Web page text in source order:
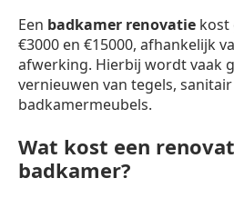
Een badkamer renovatie kost
€3000 en €15000, afhankelijk
afwerking. Hierbij wordt vaak
vernieuwen van tegels,
badkamermeubels.
Wat kost een
badkamer?